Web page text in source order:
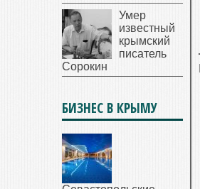
Умер
известный
крымский
писатель
Сорокин
БИЗНЕС В КРЫМУ